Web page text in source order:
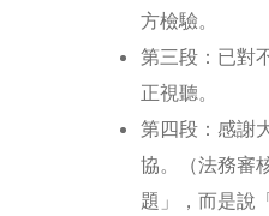
方檢驗。
第三段：已對
正視聽。
第四段：感謝
協。（法務審
題」，而是說